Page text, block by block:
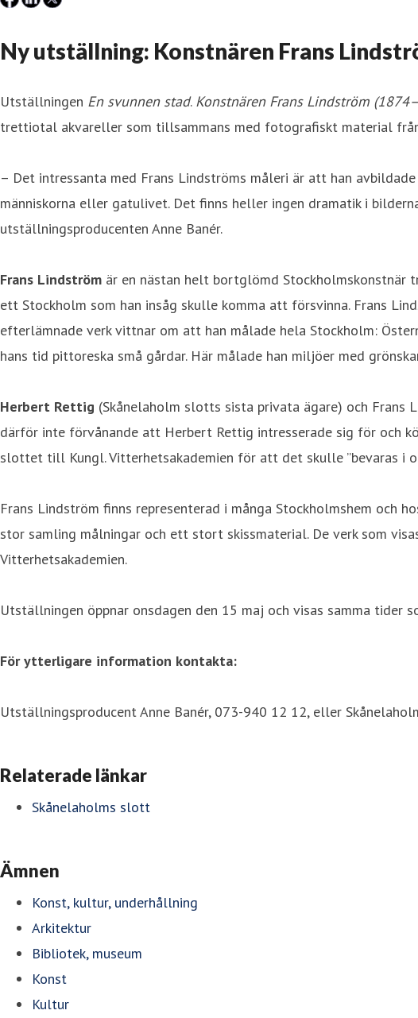
Ny utställning: Konstnären Frans
Utställningen En svunnen stad. Konstnären Frans Lindström (1874–
trettiotal akvareller som tillsammans med fotografiskt material
– Det intressanta med Frans Lindströms måleri är att han
människorna eller gatulivet. Det finns heller ingen dramatik i
utställningsproducenten Anne Banér.
Frans Lindström är en nästan helt bortglömd Stockholmskonstnär
ett Stockholm som han insåg skulle komma att försvinna. Frans
efterlämnade verk vittnar om att han målade hela Stockholm:
hans tid pittoreska små gårdar. Här målade han miljöer med
Herbert Rettig (Skånelaholm slotts sista privata ägare) och Frans
därför inte förvånande att Herbert Rettig intresserade sig för och
slottet till Kungl. Vitterhetsakademien för att det skulle ”bevaras i
Frans Lindström finns representerad i många Stockholmshem och
stor samling målningar och ett stort skissmaterial. De verk som
Vitterhetsakademien.
Utställningen öppnar onsdagen den 15 maj och visas samma
För ytterligare information kontakta:
Utställningsproducent Anne Banér, 073-940 12 12, eller
Relaterade länkar
Skånelaholms slott
Ämnen
Konst, kultur, underhållning
Arkitektur
Bibliotek, museum
Konst
Kultur